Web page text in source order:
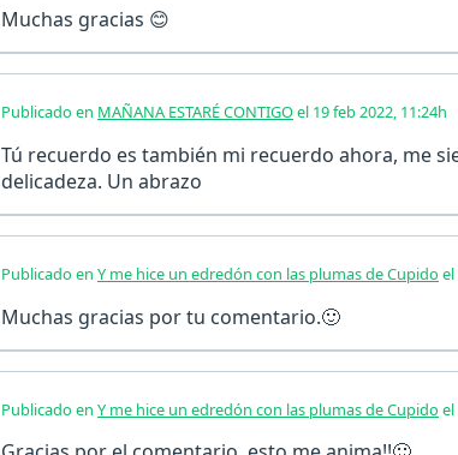
Muchas gracias 😊
Publicado en MAÑANA ESTARÉ CONTIGOel 19 feb 2022, 11:24h
Tú recuerdo es también mi recuerdo ahora, me
delicadeza. Un abrazo
Publicado en Y me hice un edredón con las plumas de Cupido el
Muchas gracias por tu comentario.🙂
Publicado en Y me hice un edredón con las plumas de Cupido el